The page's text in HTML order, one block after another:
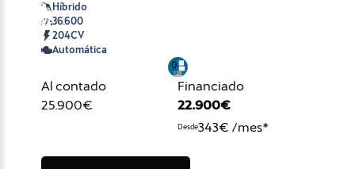
Híbrido
36.600
204CV
Automática
Al contado
25.900€
Financiado
22.900€
Desde343€ /mes*